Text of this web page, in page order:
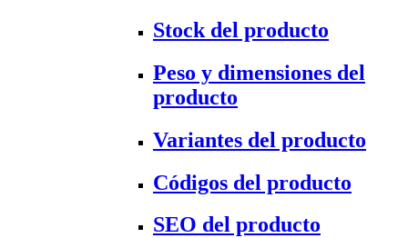
Stock del producto
Peso y dimensiones del
producto
Variantes del producto
Códigos del producto
SEO del producto